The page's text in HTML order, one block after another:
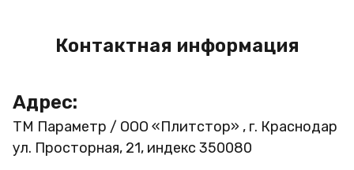
Контактная информация
Адрес:
ТМ Параметр / ООО «Плитстор» , г. Краснодар
ул. Просторная, 21, индекс 350080